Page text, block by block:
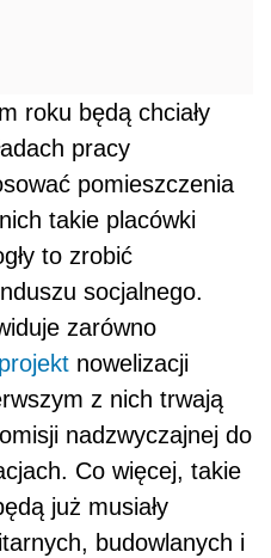
roku będą chciały
pracy
pomieszczenia
takie placówki
to zrobić
socjalnego.
zarówno
projekt nowelizacji
z nich trwają
nadzwyczajnej do
Co więcej, takie
już musiały
budowlanych i